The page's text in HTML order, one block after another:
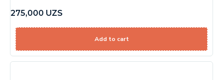
275,000 UZS
Add to cart